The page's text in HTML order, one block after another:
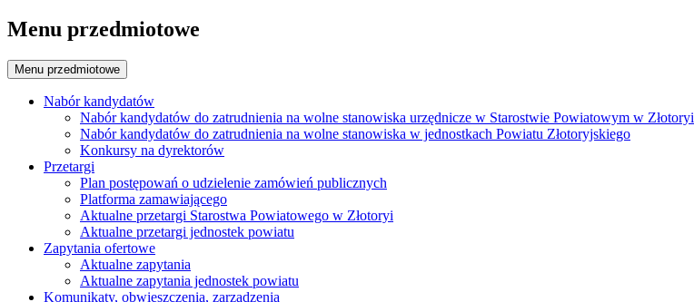
Menu przedmiotowe
Menu przedmiotowe
Nabór kandydatów
Nabór kandydatów do zatrudnienia na wolne stanowiska urzędnicze w Starostwie Powiatowym w Złotoryi
Nabór kandydatów do zatrudnienia na wolne stanowiska w jednostkach Powiatu Złotoryjskiego
Konkursy na dyrektorów
Przetargi
Plan postępowań o udzielenie zamówień publicznych
Platforma zamawiającego
Aktualne przetargi Starostwa Powiatowego w Złotoryi
Aktualne przetargi jednostek powiatu
Zapytania ofertowe
Aktualne zapytania
Aktualne zapytania jednostek powiatu
Komunikaty, obwieszczenia, zarządzenia